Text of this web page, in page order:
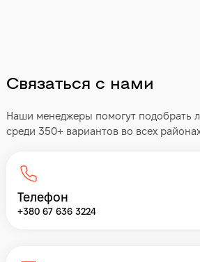
Связаться с нами
Наши менеджеры помогут подобрать
среди 350+ вариантов во всех
Телефон
+380 67 636 3224